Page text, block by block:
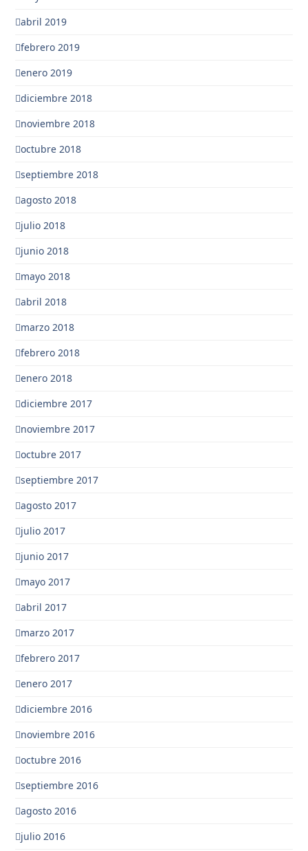
abril 2019
febrero 2019
enero 2019
diciembre 2018
noviembre 2018
octubre 2018
septiembre 2018
agosto 2018
julio 2018
junio 2018
mayo 2018
abril 2018
marzo 2018
febrero 2018
enero 2018
diciembre 2017
noviembre 2017
octubre 2017
septiembre 2017
agosto 2017
julio 2017
junio 2017
mayo 2017
abril 2017
marzo 2017
febrero 2017
enero 2017
diciembre 2016
noviembre 2016
octubre 2016
septiembre 2016
agosto 2016
julio 2016